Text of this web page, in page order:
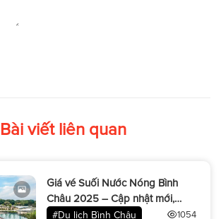
Bài viết liên quan
Giá vé Suối Nước Nóng Bình
Châu 2025 – Cập nhật mới,
đừng bỏ lỡ!
#Du lịch Bình Châu 1054